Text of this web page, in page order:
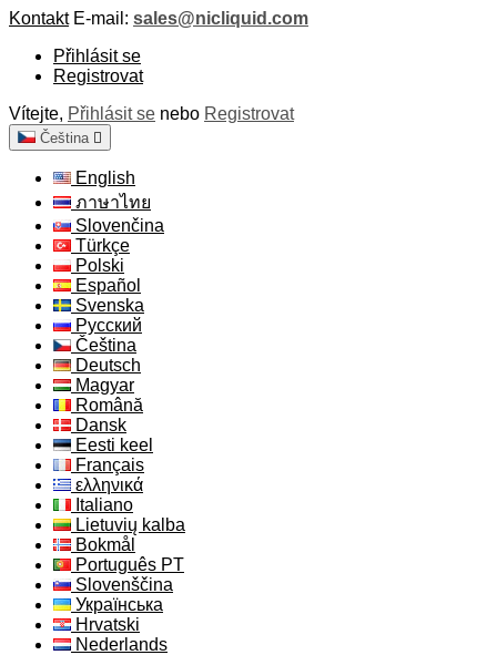
Kontakt E-mail: sales@nicliquid.com
Přihlásit se
Registrovat
Vítejte, Přihlásit se nebo Registrovat
Čeština 
English
ภาษาไทย
Slovenčina
Türkçe
Polski
Español
Svenska
Русский
Čeština
Deutsch
Magyar
Română
Dansk
Eesti keel
Français
ελληνικά
Italiano
Lietuvių kalba
Bokmål
Português PT
Slovenščina
Українська
Hrvatski
Nederlands